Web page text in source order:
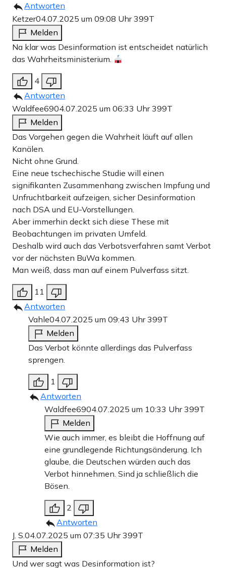
Antworten
Ketzer04.07.2025 um 09:08 Uhr399T
Melden
Na klar was Desinformation ist entscheidet natürlich
das Wahrheitsministerium.
4
Antworten
Waldfee6904.07.2025 um 06:33 Uhr399T
Melden
Das Vorgehen gegen die Wahrheit läuft auf allen
Kanälen.
Nicht ohne Grund.
Eine neue tschechische Studie will einen
signifikanten Zusammenhang zwischen Impfung und
Unfruchtbarkeit aufzeigen, sicher Desinformation
nach DSA und EU-Vorstellungen.
Aber immerhin deckt sich diese These mit
Beobachtungen im privaten Umfeld.
Deshalb wird auch das Verbotsverfahren samt Verbot
vor der nächsten BuWa kommen.
Man weiß, dass man auf einem Pulverfass sitzt.
11
Antworten
Vahle04.07.2025 um 09:43 Uhr399T
Melden
Das Verbot könnte allerdings das Pulverfass
sprengen.
1
Antworten
Waldfee6904.07.2025 um 10:33 Uhr399T
Melden
Wie auch immer, es bleibt die Hoffnung auf
eine grundlegende Richtungsänderung. Ich
glaube, die Deutschen würden auch das
Verbot hinnehmen. Sind ja schließlich die
Bösen.
2
Antworten
J. S.04.07.2025 um 07:35 Uhr399T
Melden
Und wer sagt was Desinformation ist?